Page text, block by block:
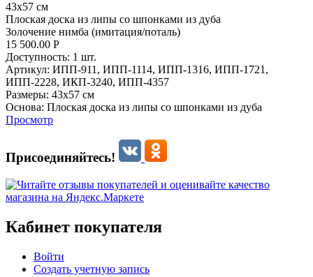
43x57 см
Плоская доска из липы со шпонками из дуба
Золочение нимба (имитация/поталь)
15 500.00 Р
Доступность: 1 шт.
Артикул: ИПП-911, ИПП-1114, ИПП-1316, ИПП-1721,
ИПП-2228, ИКП-3240, ИПП-4357
Размеры: 43x57 см
Основа: Плоская доска из липы со шпонками из дуба
Просмотр
Присоединяйтесь!
Кабинет покупателя
Войти
Создать учетную запись